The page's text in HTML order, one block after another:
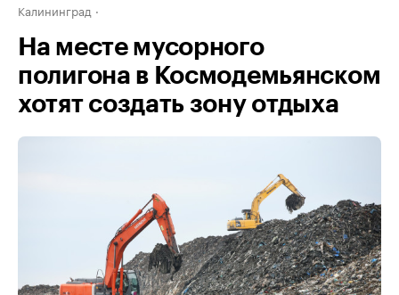
Калининград
На месте мусорного
полигона в Космодемьянском
хотят создать зону отдыха